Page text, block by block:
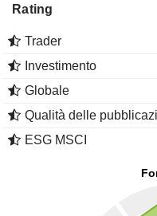
Rating
Trader
Investimento
Globale
Qualità delle
ESG MSCI